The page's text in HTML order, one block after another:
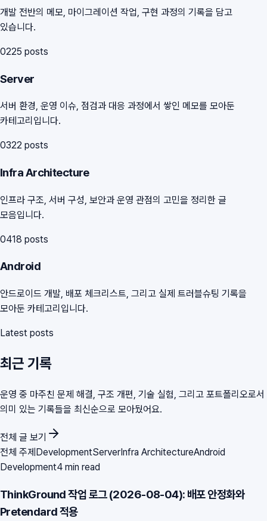
개발 전반의 메모, 마이그레이션 작업, 구현 과정의 기록을 담고
있습니다.
0225 posts
Server
서버 환경, 운영 이슈, 점검과 대응 과정에서 쌓인 메모를 모아둔
카테고리입니다.
0322 posts
Infra Architecture
인프라 구조, 서버 구성, 보안과 운영 관점의 고민을 정리한 글
모음입니다.
0418 posts
Android
안드로이드 개발, 배포 체크리스트, 그리고 실제 트러블슈팅 기록을
모아둔 카테고리입니다.
Latest posts
최근 기록
운영 중 마주친 문제 해결, 구조 개편, 기술 실험, 그리고 포트폴리오로서
의미 있는 기록들을 최신순으로 모아뒀어요.
전체 글 보기
전체 주제DevelopmentServerInfra ArchitectureAndroid
Development4 min read
ThinkGround 작업 로그 (2026-08-04): 배포 안정화와
Pretendard 적용